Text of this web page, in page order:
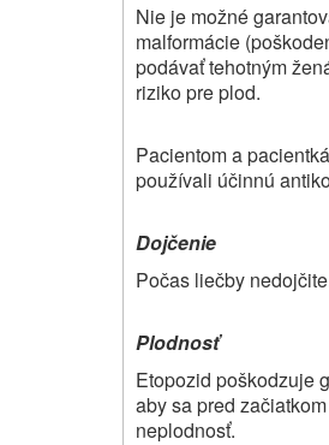
Nie je možné
malformácie
podávať tehotným
riziko pre plod.
Pacientom a
používali účinnú
Dojčenie
Počas liečby
Plodnosť
Etopozid poškodzuje
aby sa pred
neplodnosť.